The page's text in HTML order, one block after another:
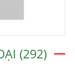
(292)